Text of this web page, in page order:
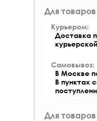
Для
Курьером:
Доставка
Самовывоз:
В Москве
В пунктах
Для